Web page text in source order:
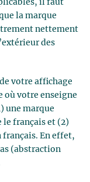
il faut
la marque
nettement
des
votre affichage
où votre enseigne
une marque
le français et (2)
français. En effet,
(abstraction